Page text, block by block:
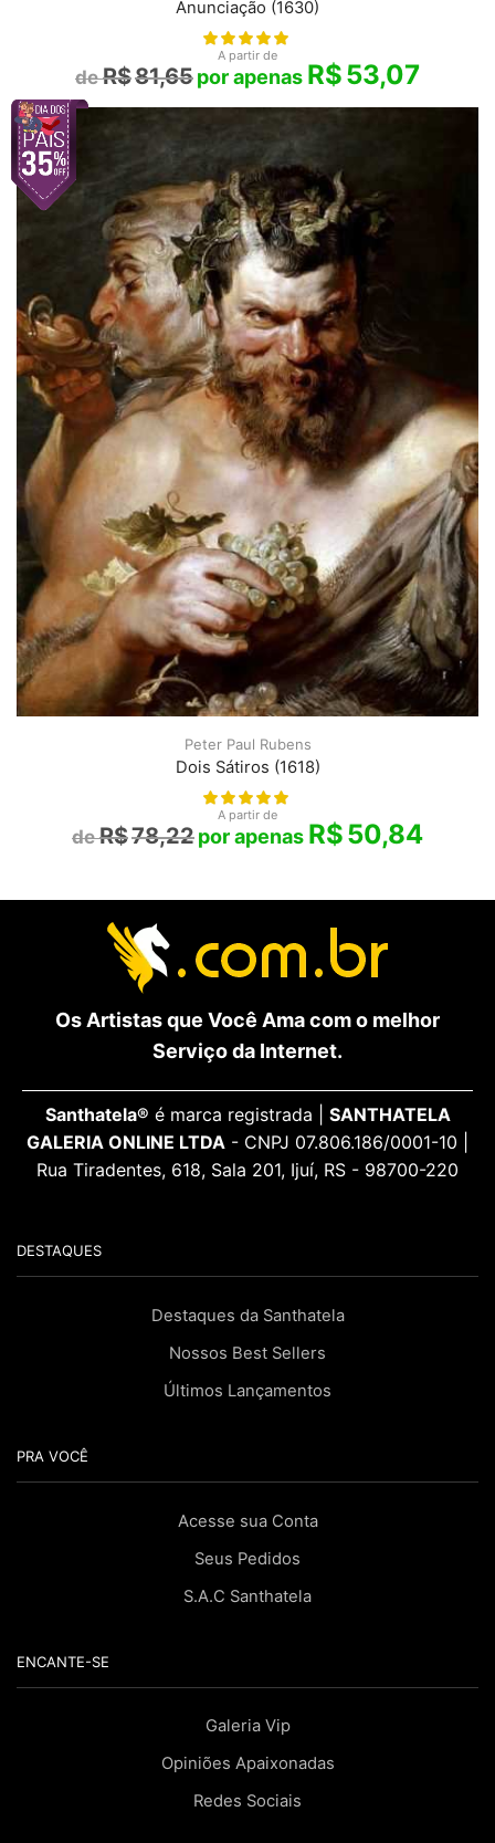
Anunciação (1630)
A partir de
R$81,65 R$53,07
Peter Paul Rubens
Dois Sátiros (1618)
A partir de
R$78,22 R$50,84
Os Artistas que Você Ama com o melhor
Serviço da Internet.
Santhatela® é marca registrada | SANTHATELA
GALERIA ONLINE LTDA - CNPJ 07.806.186/0001-10 |
Rua Tiradentes, 618, Sala 201, Ijuí, RS - 98700-220
DESTAQUES
Destaques da Santhatela
Nossos Best Sellers
Últimos Lançamentos
PRA VOCÊ
Acesse sua Conta
Seus Pedidos
S.A.C Santhatela
ENCANTE-SE
Galeria Vip
Opiniões Apaixonadas
Redes Sociais